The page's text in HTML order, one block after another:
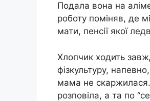
Подала вона на
роботу поміняв, де
мати, пенсії якої
Хлопчик ходить
фізкультуру,
мама не скаржилася.
розповіла, а та по